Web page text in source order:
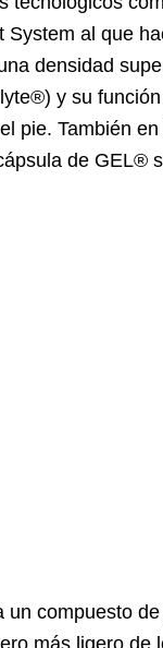
System al que
densidad
y su
pie. También
de GEL®
un compuesto
más ligero de